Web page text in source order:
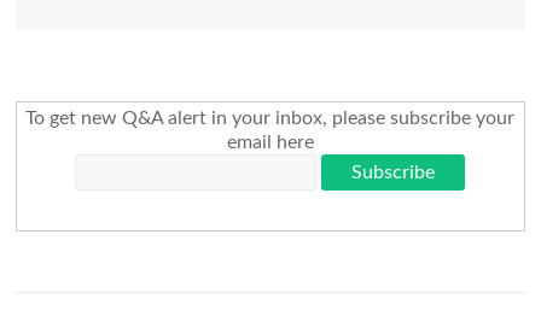
To get new Q&A alert in your inbox, please subscribe your
email here